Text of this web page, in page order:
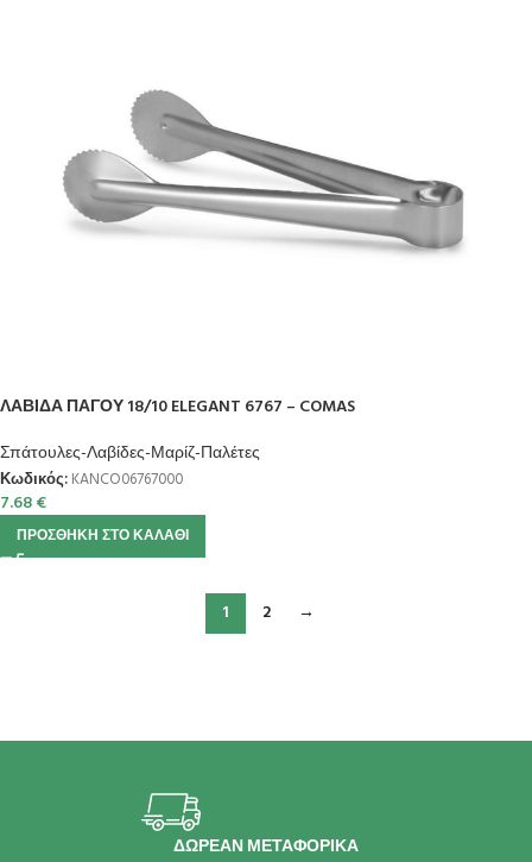
ΛΑΒΙΔΑ ΠΑΓΟΥ 18/10 ELEGANT 6767 – COMAS
Σπάτουλες-Λαβίδες-Μαρίζ-Παλέτες
Κωδικός: KANCO06767000
7.68€
ΠΡΟΣΘΉΚΗ ΣΤΟ ΚΑΛΆΘΙ
1 2 →
ΔΩΡΕΑΝ ΜΕΤΑΦΟΡΙΚΑ